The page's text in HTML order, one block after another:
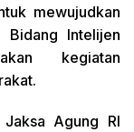
mewujudkan
Bidang Intelijen
kegiatan
Agung RI